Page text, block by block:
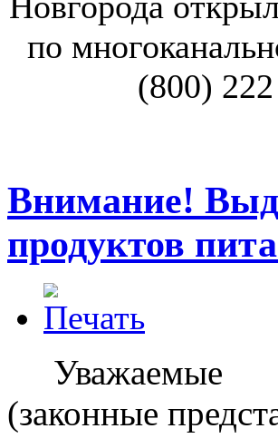
по
(800)
Внимание!
продуктов
(законные